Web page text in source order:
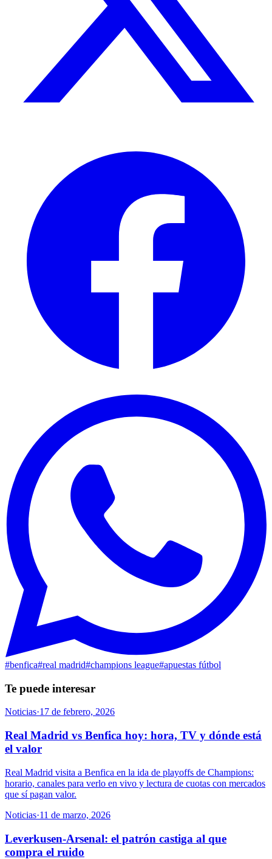
#benfica#real madrid#champions league#apuestas fútbol
Te puede interesar
Noticias·17 de febrero, 2026
Real Madrid vs Benfica hoy: hora, TV y dónde está
el valor
Real Madrid visita a Benfica en la ida de playoffs de Champions:
horario, canales para verlo en vivo y lectura de cuotas con mercados
que sí pagan valor.
Noticias·11 de marzo, 2026
Leverkusen-Arsenal: el patrón castiga al que
compra el ruido